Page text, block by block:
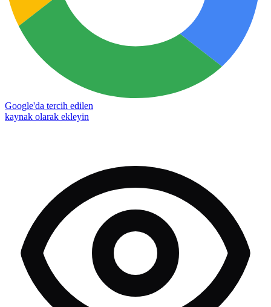
Google'da tercih edilen
kaynak olarak ekleyin